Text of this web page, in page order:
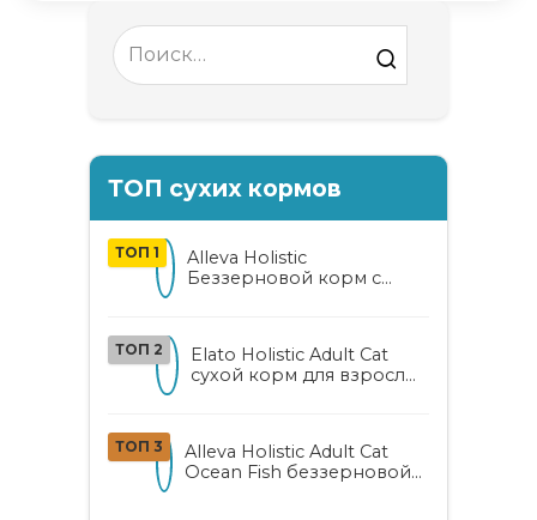
Search
for:
ТОП сухих кормов
ТОП 1
Alleva Holistic
Беззерновой корм с
ТОП 2
Elato Holistic Adult Cat
сухой корм для взрослых
ТОП 3
Alleva Holistic Adult Cat
Ocean Fish беззерновой